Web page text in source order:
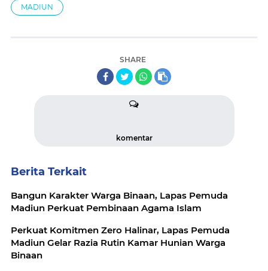
MADIUN
SHARE
komentar
Berita Terkait
Bangun Karakter Warga Binaan, Lapas Pemuda
Madiun Perkuat Pembinaan Agama Islam
Perkuat Komitmen Zero Halinar, Lapas Pemuda
Madiun Gelar Razia Rutin Kamar Hunian Warga
Binaan